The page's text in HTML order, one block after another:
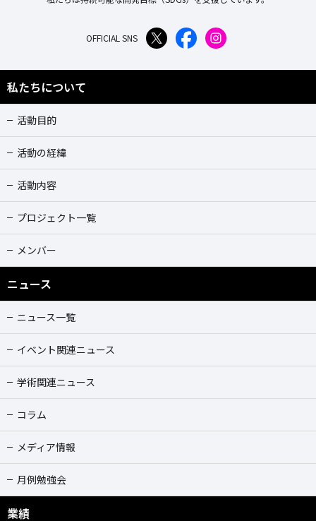
OFFICIAL SNS
私たちについて
活動目的
活動の経緯
活動内容
プロジェクト一覧
メンバー
ニュース
ニュース一覧
イベント関連ニュース
学術関連ニュース
コラム
メディア情報
月例勉強会
業績